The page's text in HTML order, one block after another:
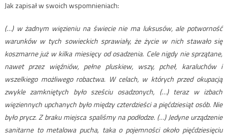
Jak zapisał w swoich wspomnieniach:
(…) w żadnym więzieniu na świecie nie ma luksusów, ale potworność
warunków w tych sowieckich sprawiały, że życie w nich stawało się
koszmarne już w kilka miesięcy od osadzenia. Cele nigdy nie sprzątane,
nawet przez więźniów, pełne pluskiew, wszy, pcheł, karaluchów i
wszelkiego możliwego robactwa. W celach, w których przed okupacją
zwykle zamkniętych było sześciu osadzonych, (…) teraz w izbach
więziennych upchanych było między czterdzieści a pięćdziesiąt osób. Nie
było prycz. Z braku miejsca spaliśmy na podłodze. (…) Jedyne urządzenie
sanitarne to metalowa pucha, taka o pojemności około pięćdziesięciu